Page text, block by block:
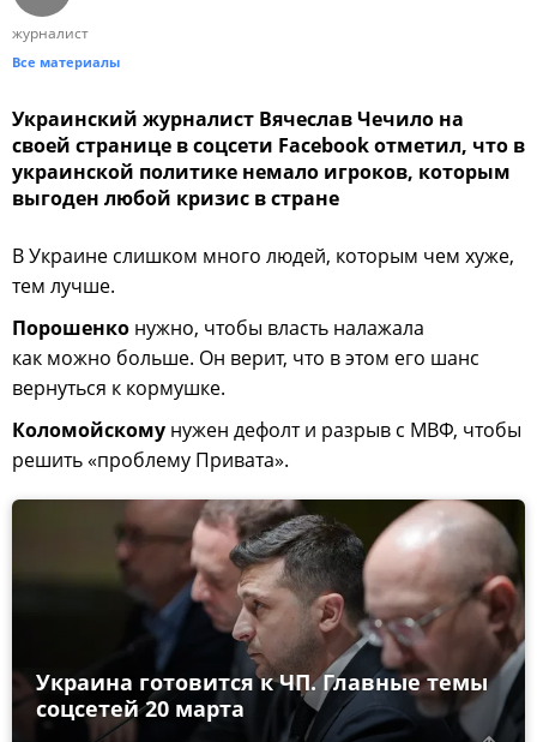
журналист
Все материалы
Украинский журналист Вячеслав Чечило на
своей странице в соцсети Facebook отметил, что в
украинской политике немало игроков, которым
выгоден любой кризис в стране
В Украине слишком много людей, которым чем хуже,
тем лучше.
Порошенко нужно, чтобы власть налажала
как можно больше. Он верит, что в этом его шанс
вернуться к кормушке.
Коломойскому нужен дефолт и разрыв с МВФ, чтобы
решить «проблему Привата».
Украина готовится к ЧП. Главные темы
соцсетей 20 марта